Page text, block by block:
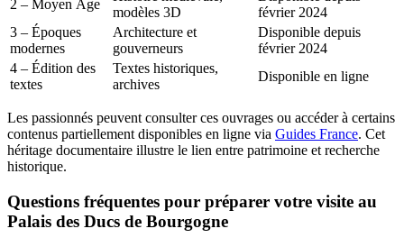
2 – Moyen Âge
modèles 3D
février 2024
3 – Époques
modernes
Architecture et
gouverneurs
Disponible depuis
février 2024
4 – Édition des
textes
Textes historiques,
archives
Disponible en ligne
Les passionnés peuvent consulter ces ouvrages ou accéder à certains
contenus partiellement disponibles en ligne via Guides France. Cet
héritage documentaire illustre le lien entre patrimoine et recherche
historique.
Questions fréquentes pour préparer votre visite au
Palais des Ducs de Bourgogne